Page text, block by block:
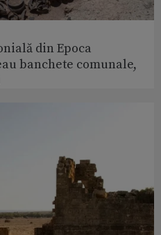
din Epoca
banchete comunale,